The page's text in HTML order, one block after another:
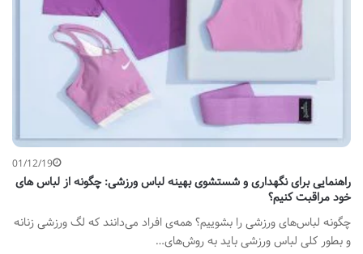
01/12/19
راهنمایی برای نگهداری و شستشوی بهینه لباس ورزشی: چگونه از لباس های
خود مراقبت کنیم؟
چگونه لباس‌های ورزشی را بشوییم؟ همه‌ی افراد می‌دانند که لگ ورزشی زنانه
و بطور کلی لباس ورزشی باید به روش‌های…